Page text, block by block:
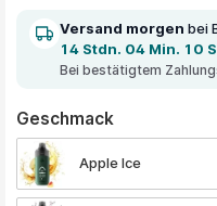
Versand morgen bei
14 Stdn. 04 Min. 10
Bei bestätigtem
Geschmackauswählen
Apple Ice